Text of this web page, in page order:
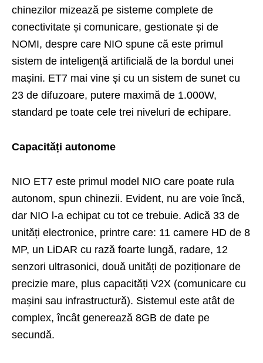
chinezilor mizează pe sisteme complete de
conectivitate și comunicare, gestionate și de
NOMI, despre care NIO spune că este primul
sistem de inteligență artificială de la bordul unei
mașini. ET7 mai vine și cu un sistem de sunet cu
23 de difuzoare, putere maximă de 1.000W,
standard pe toate cele trei niveluri de echipare.
Capacități autonome
NIO ET7 este primul model NIO care poate rula
autonom, spun chinezii. Evident, nu are voie încă,
dar NIO l-a echipat cu tot ce trebuie. Adică 33 de
unități electronice, printre care: 11 camere HD de 8
MP, un LiDAR cu rază foarte lungă, radare, 12
senzori ultrasonici, două unități de poziționare de
precizie mare, plus capacități V2X (comunicare cu
mașini sau infrastructură). Sistemul este atât de
complex, încât generează 8GB de date pe
secundă.